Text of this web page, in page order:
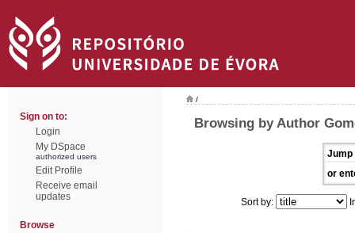
Sign on to:
Login
My DSpace
authorized users
Edit Profile
Receive email
updates
Browse
/
Browsing by Author
Jump
or
Sort by: